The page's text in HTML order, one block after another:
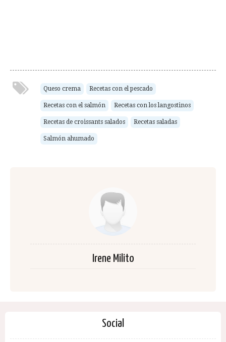
Queso crema Recetas con el pescado
Recetas con el salmón Recetas con los langostinos
Recetas de croissants salados Recetas saladas
Salmón ahumado
Irene Milito
Social